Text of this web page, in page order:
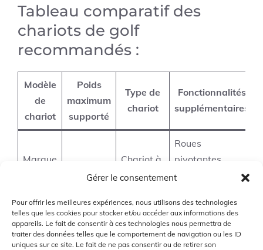
Gérer le consentement
Pour offrir les meilleures expériences, nous utilisons des technologies
telles que les cookies pour stocker et/ou accéder aux informations des
appareils. Le fait de consentir à ces technologies nous permettra de
traiter des données telles que le comportement de navigation ou les ID
uniques sur ce site. Le fait de ne pas consentir ou de retirer son
Tableau comparatif des
chariots de golf
recommandés :
Modèle
de
chariot
Poids
maximum
supporté
Type de
chariot
Fonctionnalités
supplémentaires
Marque
Chariot à
pousser
Roues
pivotantes,
support pour
Marque
B
25 kg
Chariot à
tirer
Stabilité accrue,
poignée réglable